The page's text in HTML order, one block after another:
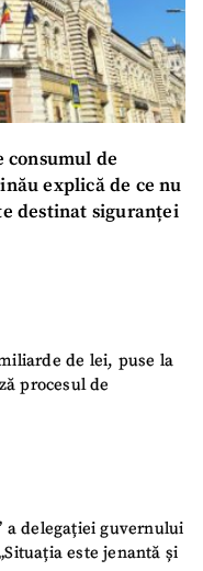
consumul de
explică de ce nu
destinat siguranței
de lei, puse la
procesul de
a delegației guvernului
este jenantă și